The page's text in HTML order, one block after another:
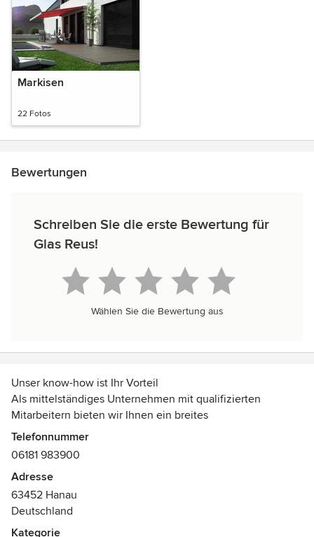
Markisen
22 Fotos
Bewertungen
Schreiben Sie die erste Bewertung für
Glas Reus!
Wählen Sie die Bewertung aus
Unser know-how ist Ihr Vorteil
Als mittelständiges Unternehmen mit qualifizierten
Mitarbeitern bieten wir Ihnen ein breites
Leistungsspektrum in den Bereichen
Verglasungen
Rollladen, Markisen, Jalousien und
Innenausbau mit Holz
Mit unserer über 100-jährigen Firmentradition und der
konsequenten Weiterentwicklung unseres know-how
Telefonnummer
06181 983900
Adresse
63452 Hanau
Deutschland
Kategorie